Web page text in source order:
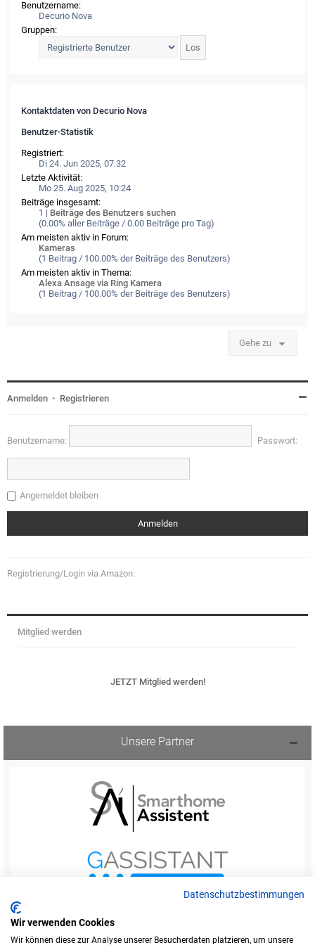
Benutzername:
Decurio Nova
Gruppen:
Kontaktdaten von Decurio Nova
Benutzer-Statistik
Registriert:
Di 24. Jun 2025, 07:32
Letzte Aktivität:
Mo 25. Aug 2025, 10:24
Beiträge insgesamt:
1 | Beiträge des Benutzers suchen
(0.00% aller Beiträge / 0.00 Beiträge pro Tag)
Am meisten aktiv in Forum:
Kameras
(1 Beitrag / 100.00% der Beiträge des Benutzers)
Am meisten aktiv in Thema:
Alexa Ansage via Ring Kamera
(1 Beitrag / 100.00% der Beiträge des Benutzers)
Gehe zu
Anmelden • Registrieren
Benutzername: Passwort:
Angemeldet bleiben
Registrierung/Login via Amazon:
Mitglied werden
JETZT Mitglied werden!
Unsere Partner
Datenschutzbestimmungen
Wir verwenden Cookies
Wir können diese zur Analyse unserer Besucherdaten platzieren, um unsere